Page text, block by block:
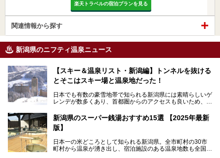
楽天トラベルの宿泊プランを見る
関連情報から探す
新潟県のニフティ温泉ニュース
【スキー＆温泉リスト・新潟編】トンネルを抜ける
とそこはスキー場と温泉地だった！
日本でも有数の豪雪地帯で知られる新潟県には素晴らしいゲ
レンデが数多くあり、首都圏からのアクセスも良いため、関
た全域にわたって月岡、赤倉、松之山、燕、妙高、岩室など
など、古くは文豪にも愛された歴史ある老舗温泉地が多いこ
とで知られています。
めに訪れたい、新潟県内にあるスキー場そばの温泉地をまと
めました。
新潟県のスーパー銭湯おすすめ15選 【2025年最新
版】
日本一の米どころとして知られる新潟県。全市町村の30市
町村から温泉が湧き出し、宿泊施設のある温泉地数も全国有